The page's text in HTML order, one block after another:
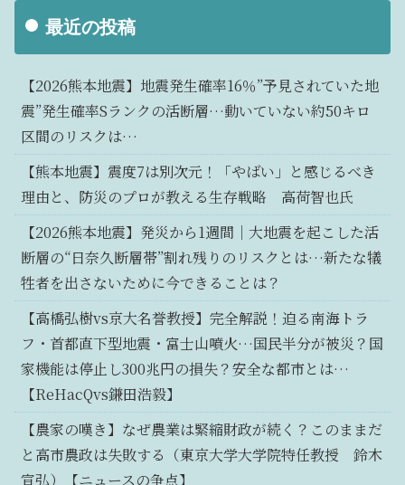
最近の投稿
【2026熊本地震】地震発生確率16％”予見されていた地
震”発生確率Sランクの活断層…動いていない約50キロ
区間のリスクは…
【熊本地震】震度7は別次元！「やばい」と感じるべき
理由と、防災のプロが教える生存戦略 高荷智也氏
【2026熊本地震】発災から1週間｜大地震を起こした活
断層の“日奈久断層帯”割れ残りのリスクとは…新たな犠
牲者を出さないために今できることは？
【高橋弘樹vs京大名誉教授】完全解説！迫る南海トラ
フ・首都直下型地震・富士山噴火…国民半分が被災？国
家機能は停止し300兆円の損失？安全な都市とは…
【ReHacQvs鎌田浩毅】
【農家の嘆き】なぜ農業は緊縮財政が続く？このままだ
と高市農政は失敗する（東京大学大学院特任教授 鈴木
宣弘）【ニュースの争点】